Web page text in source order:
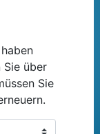
Sie über
Sie